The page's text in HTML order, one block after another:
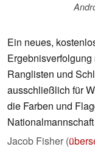
Ein neues,
Ranglisten und
ausschließlich für
die Farben und
Jacob Fisher (